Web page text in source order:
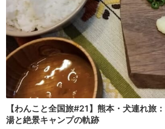
【わんこと全国旅#21】熊本・犬連れ旅
湯と絶景キャンプの軌跡